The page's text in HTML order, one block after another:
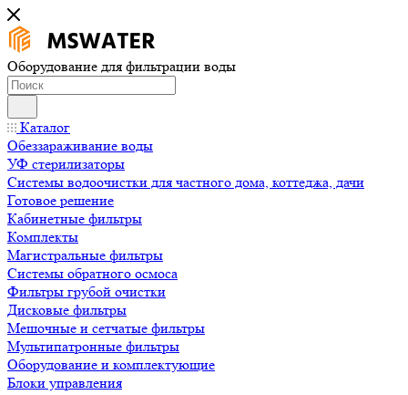
Оборудование для фильтрации воды
Каталог
Обеззараживание воды
УФ стерилизаторы
Системы водоочистки для частного дома, коттеджа, дачи
Готовое решение
Кабинетные фильтры
Комплекты
Магистральные фильтры
Системы обратного осмоса
Фильтры грубой очистки
Дисковые фильтры
Мешочные и сетчатые фильтры
Мультипатронные фильтры
Оборудование и комплектующие
Блоки управления